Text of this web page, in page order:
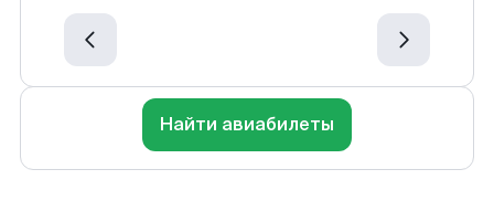
Найти авиабилеты